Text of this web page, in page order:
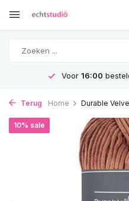
Voor 16:00
Terug Home Durable
10% sale